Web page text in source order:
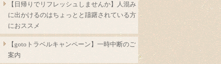
【日帰りでリフレッシュしませんか】人混み
に出かけるのはちょっとと躊躇されている方
におススメ
【gotoトラベルキャンペーン】一時中断のご
案内